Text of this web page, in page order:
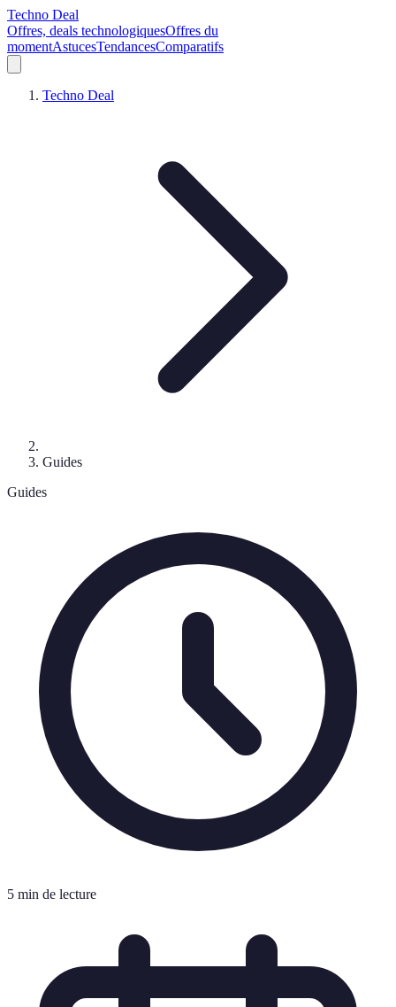
Techno Deal
Offres, deals technologiquesOffres du
momentAstucesTendancesComparatifs
Techno Deal
Guides
Guides
5 min de lecture